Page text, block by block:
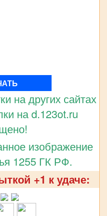
на других сайтах
на d.123ot.ru
изображение
1255 ГК РФ.
+1 к удаче: